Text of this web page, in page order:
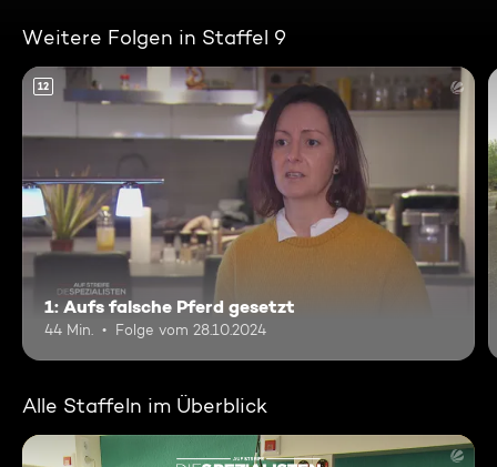
Weitere Folgen in Staffel 9
12
1: Aufs falsche Pferd gesetzt
44 Min. Folge vom 28.10.2024
Alle Staffeln im Überblick